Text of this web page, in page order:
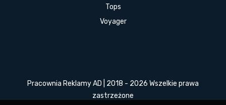
Tops
Voyager
Pracownia Reklamy AD | 2018 - 2026 Wszelkie prawa
zastrzeżone